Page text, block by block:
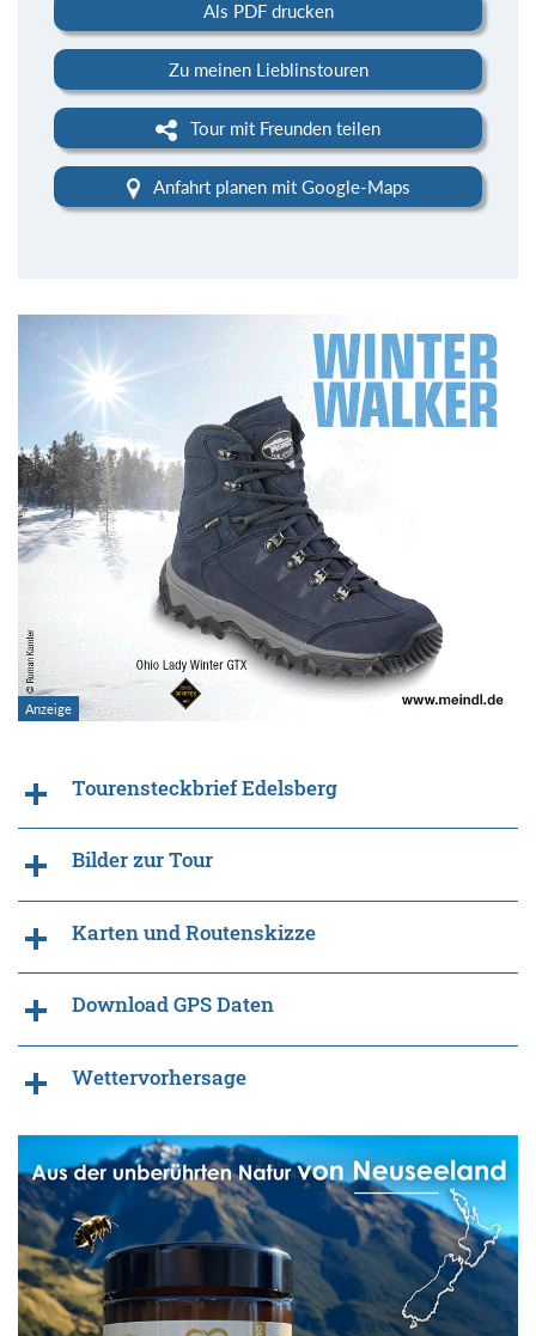
Als PDF drucken
Zu meinen Lieblinstouren
Tour mit Freunden teilen
Anfahrt planen mit Google-Maps
Tourensteckbrief Edelsberg
Bilder zur Tour
Karten und Routenskizze
Download GPS Daten
Wettervorhersage